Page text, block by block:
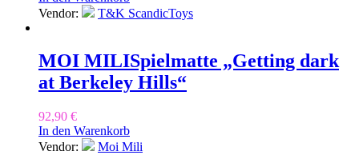
Vendor:
T&K ScandicToys
MOI MILISpielmatte „Getting dark
at Berkeley Hills“
92,90 €
In den Warenkorb
Vendor:
Moi Mili